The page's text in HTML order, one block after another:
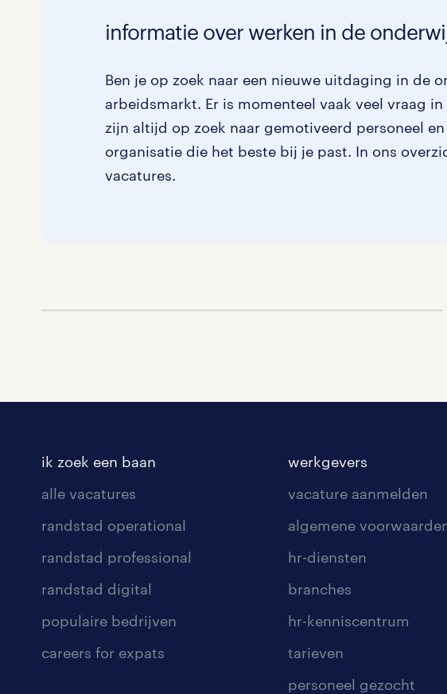
informatie over werken in de
Ben je op zoek naar een nieuwe uitdaging in de
arbeidsmarkt. Er is momenteel vaak veel vraag
zijn altijd op zoek naar gemotiveerd personeel
organisatie die het beste bij je past. In ons
vacatures.
ik zoek een baan
alle vacatures
randstad operational
randstad professional
randstad digital
populaire bedrijven
careers for expats
werkgevers
vacature aanmelden
algemene
hr-diensten
branches
hr-kenniscentrum
tarieven
personeel gezocht